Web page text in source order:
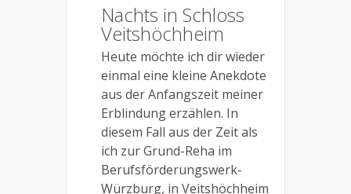
Nachts in Schloss
Veitshöchheim
Heute möchte ich dir wieder
einmal eine kleine Anekdote
aus der Anfangszeit meiner
Erblindung erzählen. In
diesem Fall aus der Zeit als
ich zur Grund-Reha im
Berufsförderungswerk-
Würzburg, in Veitshöchheim